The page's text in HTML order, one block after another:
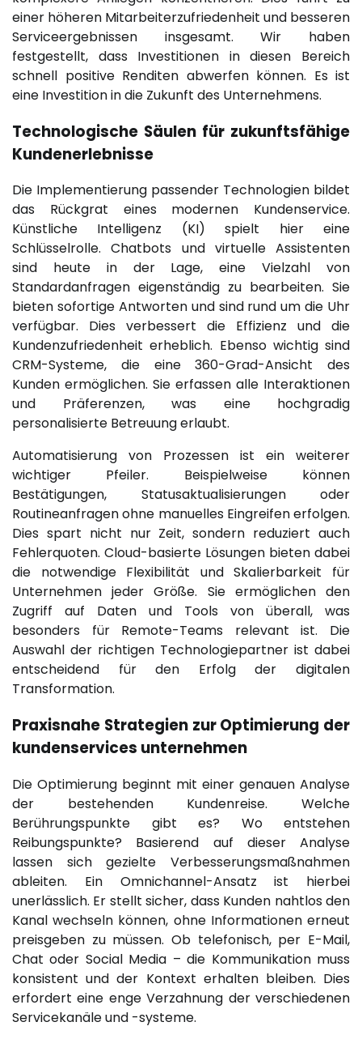
einer höheren Mitarbeiterzufriedenheit und besseren
Serviceergebnissen insgesamt. Wir haben
festgestellt, dass Investitionen in diesen Bereich
schnell positive Renditen abwerfen können. Es ist
eine Investition in die Zukunft des Unternehmens.
Technologische Säulen für zukunftsfähige
Kundenerlebnisse
Die Implementierung passender Technologien bildet
das Rückgrat eines modernen Kundenservice.
Künstliche Intelligenz (KI) spielt hier eine
Schlüsselrolle. Chatbots und virtuelle Assistenten
sind heute in der Lage, eine Vielzahl von
Standardanfragen eigenständig zu bearbeiten. Sie
bieten sofortige Antworten und sind rund um die Uhr
verfügbar. Dies verbessert die Effizienz und die
Kundenzufriedenheit erheblich. Ebenso wichtig sind
CRM-Systeme, die eine 360-Grad-Ansicht des
Kunden ermöglichen. Sie erfassen alle Interaktionen
und Präferenzen, was eine hochgradig
personalisierte Betreuung erlaubt.
Automatisierung von Prozessen ist ein weiterer
wichtiger Pfeiler. Beispielweise können
Bestätigungen, Statusaktualisierungen oder
Routineanfragen ohne manuelles Eingreifen erfolgen.
Dies spart nicht nur Zeit, sondern reduziert auch
Fehlerquoten. Cloud-basierte Lösungen bieten dabei
die notwendige Flexibilität und Skalierbarkeit für
Unternehmen jeder Größe. Sie ermöglichen den
Zugriff auf Daten und Tools von überall, was
besonders für Remote-Teams relevant ist. Die
Auswahl der richtigen Technologiepartner ist dabei
entscheidend für den Erfolg der digitalen
Transformation.
Praxisnahe Strategien zur Optimierung der
kundenservices unternehmen
Die Optimierung beginnt mit einer genauen Analyse
der bestehenden Kundenreise. Welche
Berührungspunkte gibt es? Wo entstehen
Reibungspunkte? Basierend auf dieser Analyse
lassen sich gezielte Verbesserungsmaßnahmen
ableiten. Ein Omnichannel-Ansatz ist hierbei
unerlässlich. Er stellt sicher, dass Kunden nahtlos den
Kanal wechseln können, ohne Informationen erneut
preisgeben zu müssen. Ob telefonisch, per E-Mail,
Chat oder Social Media – die Kommunikation muss
konsistent und der Kontext erhalten bleiben. Dies
erfordert eine enge Verzahnung der verschiedenen
Servicekanäle und -systeme.